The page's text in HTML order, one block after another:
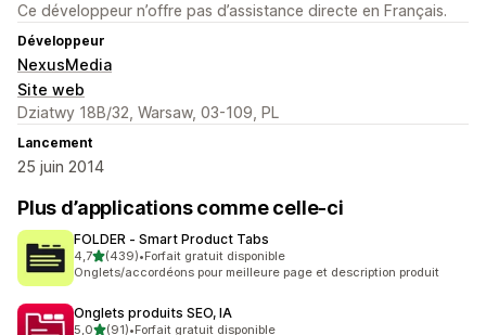
Ce développeur n’offre pas d’assistance directe en Français.
Développeur
NexusMedia
Site web
Dziatwy 18B/32, Warsaw, 03-109, PL
Lancement
25 juin 2014
Plus d’applications comme celle-ci
FOLDER ‑ Smart Product Tabs
4,7étoile(s) sur 5
(439)
439 avis au total
•Forfait gratuit disponible
Onglets/accordéons pour meilleure page et description produit
Onglets produits SEO, IA
5,0étoile(s) sur 5
(91)•Forfait gratuit disponible